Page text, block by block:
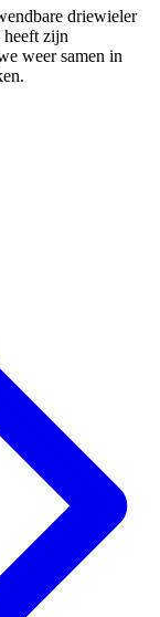
driewieler
zijn
weer samen in